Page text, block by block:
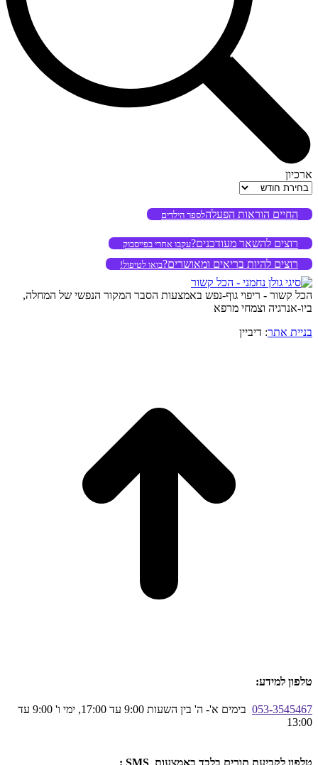
ארכיון
ארכיון
החיים הוראות הפעלהלספר הילדים
רוצים להשאר מעודכנים?עקבו אחרי בפייסבוק
רוצים להיות בריאים ומאושרים?בואו לטיפול!
הכל קשור - ריפוי גוף-נפש באמצעות הסבר המקור הנפשי של המחלה,
ביו-אנרגיה וצמחי מרפא
בניית אתר: דיביין
טלפון למידע:
053-3545467
בימים א'- ה' בין השעות 9:00 עד 17:00, ימי ו' 9:00 עד
13:00